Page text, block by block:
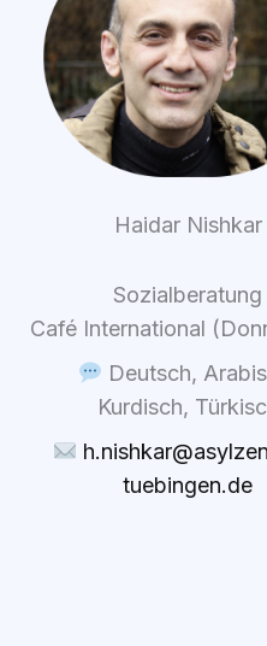
Haidar Nishkar
Sozi­al­be­ra­tung
Café Inter­na­tio­nal
Deutsch,
Kur­disch,
tue​bin​gen​.de